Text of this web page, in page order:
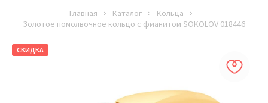
Главная Каталог
Кольца
Золотое помолвочное кольцо с фианитом SOKOLOV 018446
СКИДКА